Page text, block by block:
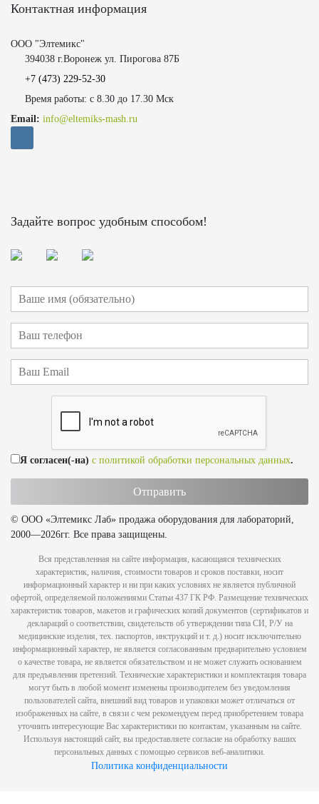
Контактная информация
ООО "Элтемикс"
394038 г.Воронеж ул. Пирогова 87Б
+7 (473) 229-52-30
Время работы: с 8.30 до 17.30 Мск
Email: info@eltemiks-mash.ru
Задайте вопрос удобным способом!
Я согласен(-на) с политикой обработки персональных данных.
© ООО «Элтемикс Лаб» продажа оборудования для лабораторий,
2000—2026гг. Все права защищены.
Вся представленная на сайте информация, касающаяся технических
характеристик, наличия, стоимости товаров и сроков поставки, носит
информационный характер и ни при каких условиях не является публичной
офертой, определяемой положениями Статьи 437 ГК РФ. Размещение технических
характеристик товаров, макетов и графических копий документов (сертификатов и
деклараций о соответствии, свидетельств об утверждении типа СИ, Р/У на
медицинские изделия, тех. паспортов, инструкций и т. д.) носит исключительно
информационный характер, не является согласованным предварительно условием
о качестве товара, не является обязательством и не может служить основанием
для предъявления претензий. Технические характеристики и комплектация товара
могут быть в любой момент изменены производителем без уведомления
пользователей сайта, внешний вид товаров и упаковки может отличаться от
изображенных на сайте, в связи с чем рекомендуем перед приобретением товара
уточнить интересующие Вас характеристики по контактам, указанным на сайте.
Используя настоящий сайт, вы предоставляете согласие на обработку ваших
персональных данных с помощью сервисов веб-аналитики.
Политика конфиденциальности